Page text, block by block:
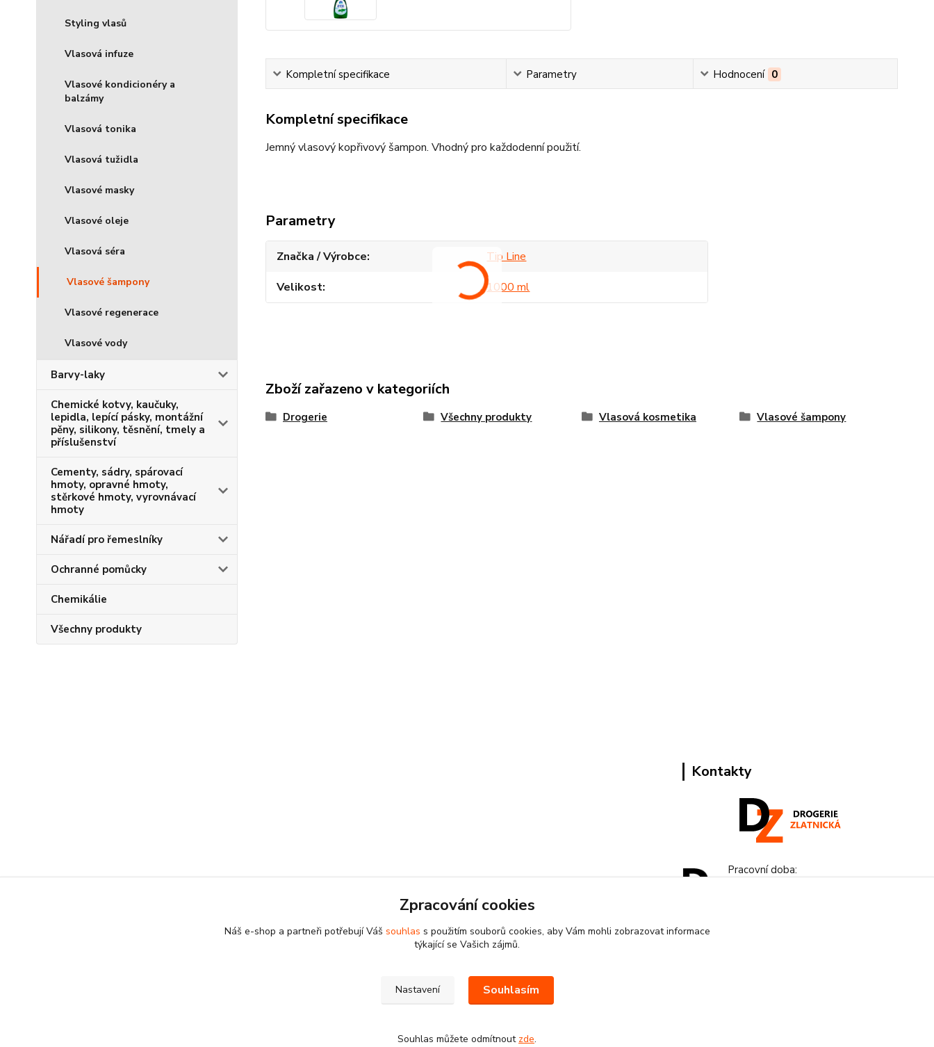
Styling vlasů
Vlasová infuze
Vlasové kondicionéry a
balzámy
Vlasová tonika
Vlasová tužidla
Vlasové masky
Vlasové oleje
Vlasová séra
Vlasové šampony
Vlasové regenerace
Vlasové vody
Barvy-laky
Chemické kotvy, kaučuky,
lepidla, lepící pásky, montážní
pěny, silikony, těsnění, tmely a
příslušenství
Cementy, sádry, spárovací
hmoty, opravné hmoty,
stěrkové hmoty, vyrovnávací
hmoty
Nářadí pro řemeslníky
Ochranné pomůcky
Chemikálie
Všechny produkty
Kompletní specifikace Parametry Hodnocení 0
Kompletní specifikace
Jemný vlasový kopřivový šampon. Vhodný pro každodenní použití.
Parametry
Značka / Výrobce
Tip Line
Velikost
1000 ml
Zboží zařazeno v kategoriích
Drogerie Všechny produkty Vlasová kosmetika Vlasové šampony
Kontakty
Pracovní doba:
info@drogeriezlatnicka.cz
Zpracování cookies
Náš e-shop a partneři potřebují Váš souhlas s použitím souborů cookies, aby Vám mohli zobrazovat informace
týkající se Vašich zájmů.
Nastavení Souhlasím
Souhlas můžete odmítnout zde.